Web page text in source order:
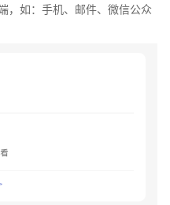
，如：手机、邮件、微信公众